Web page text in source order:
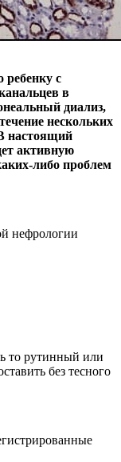
ребенку с
в
диализ,
нескольких
настоящий
активную
либо проблем
то рутинный или
без тесного